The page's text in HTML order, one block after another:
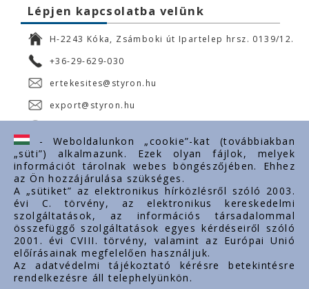
Lépjen kapcsolatba velünk
H-2243 Kóka, Zsámboki út Ipartelep hrsz. 0139/12.
+36-29-629-030
ertekesites@styron.hu
export@styron.hu
Fontos linkek
Rólunk
Dokumentumok
Kapcsolat
Karrier
Cég adatok
- Weboldalunkon „cookie”-kat (továbbiakban
„süti”) alkalmazunk. Ezek olyan fájlok, melyek
információt tárolnak webes böngészőjében. Ehhez
az Ön hozzájárulása szükséges.
A „sütiket” az elektronikus hírközlésről szóló 2003.
évi C. törvény, az elektronikus kereskedelmi
szolgáltatások, az információs társadalommal
összefüggő szolgáltatások egyes kérdéseiről szóló
2001. évi CVIII. törvény, valamint az Európai Unió
előírásainak megfelelően használjuk.
Az adatvédelmi tájékoztató kérésre betekintésre
rendelkezésre áll telephelyünkön.